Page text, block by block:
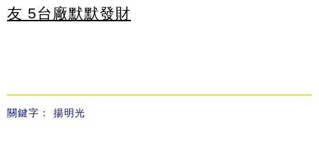
友 5台廠默默發財
關鍵字： 揚明光